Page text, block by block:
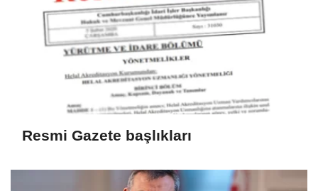
Resmi Gazete başlıkları